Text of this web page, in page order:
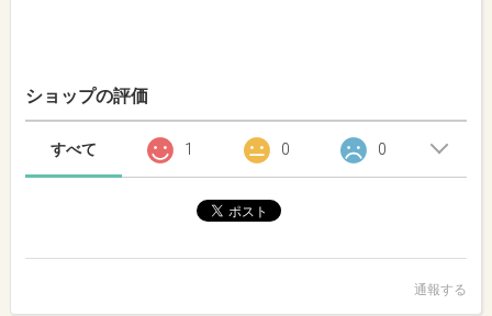
ショップの評価
すべて 1 0 0
通報する